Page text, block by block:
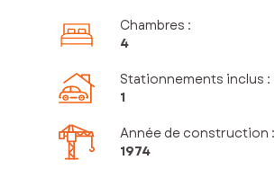
Chambres :
4
Stationnements inclus :
1
Année de construction :
1974